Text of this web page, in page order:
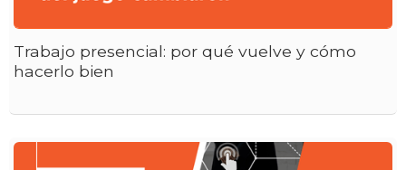
Trabajo presencial: por qué vuelve y cómo
hacerlo bien